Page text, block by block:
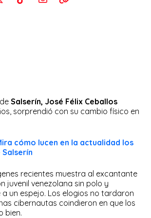
Salserín, José Félix Ceballos
sorprendió con su cambio físico en
cómo lucen en la actualidad los
recientes muestra al excantante
juvenil venezolana sin polo y
un espejo. Los elogios no tardaron
cibernautas coindieron en que los
bien.